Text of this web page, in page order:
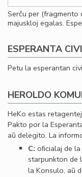
Serĉu per (fragmento
majuskloj egalas.
ESPERANTA
Petu la esperantan
HEROLDO
HeKo estas
Pakto por la
aŭ delegito. La
C: oﬁcialaj de
starpunkton de
la Konsulo, aŭ